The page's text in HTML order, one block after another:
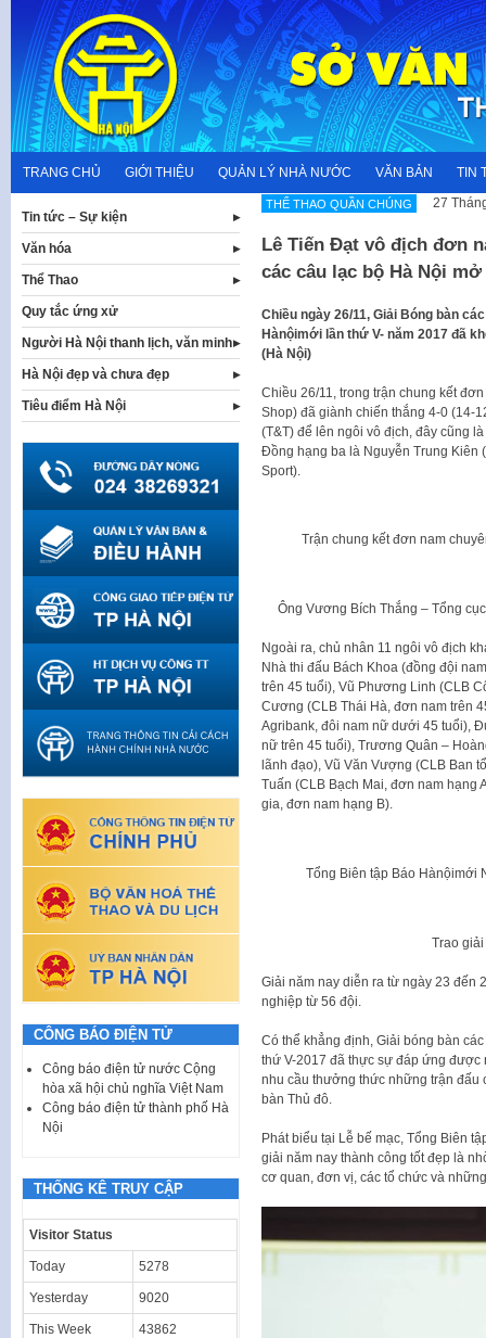
content
TRANG CHỦ GIỚI THIỆU QUẢN LÝ NHÀ NƯỚC VĂN BẢN TIN
THỂ THAO QUẦN CHÚNG 27
Lê Tiến Đạt vô địch đơn
các câu lạc bộ Hà Nội mở
Chiều ngày 26/11, Giải Bóng bàn
Hànộimới lần thứ V- năm 2017 đã
(Hà Nội)
Chiều 26/11, trong trận chung kết
Shop) đã giành chiến thắng 4-0 (14-
(T&T) để lên ngôi vô địch, đây cũng
Đồng hạng ba là Nguyễn Trung Kiên
Sport).
Trận chung kết đơn nam
Ông Vương Bích Thắng – Tổng
Ngoài ra, chủ nhân 11 ngôi vô địch
Nhà thi đấu Bách Khoa (đồng đội
trên 45 tuổi), Vũ Phương Linh (CLB
Cương (CLB Thái Hà, đơn nam trên
Agribank, đôi nam nữ dưới 45 tuổi),
nữ trên 45 tuổi), Trương Quân –
lãnh đạo), Vũ Văn Vượng (CLB Ban
Tuấn (CLB Bạch Mai, đơn nam hạng
gia, đơn nam hạng B).
Tổng Biên tập Báo Hànộimới
Trao
Giải năm nay diễn ra từ ngày 23 đến
nghiệp từ 56 đội.
Có thể khẳng định, Giải bóng bàn
thứ V-2017 đã thực sự đáp ứng được
nhu cầu thưởng thức những trận đấu
bàn Thủ đô.
Phát biểu tại Lễ bế mạc, Tổng Biên
giải năm nay thành công tốt đẹp là
cơ quan, đơn vị, các tổ chức và
Tin tức – Sự kiện
Văn hóa
Thể Thao
Quy tắc ứng xử
Người Hà Nội thanh lịch, văn minh
Hà Nội đẹp và chưa đẹp
Tiêu điểm Hà Nội
CÔNG BÁO ĐIỆN TỬ
Công báo điện tử nước Cộng
hòa xã hội chủ nghĩa Việt Nam
Công báo điện tử thành phố Hà
Nội
THỐNG KÊ TRUY CẬP
Visitor Status
Today 5278
Yesterday 9020
This Week 43862